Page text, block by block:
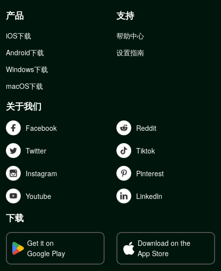
产品
iOS下载
Android下载
Windows下载
macOS下载
支持
帮助中心
设置指南
关于我们
Facebook Reddit
Twitter Tiktok
Instagram Pinterest
Youtube Linkedln
下载
Get it on
Google Play
Download on the
App Store